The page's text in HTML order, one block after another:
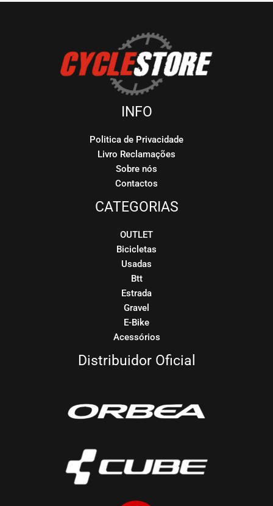
INFO
Politica de Privacidade
Livro Reclamações
Sobre nós
Contactos
CATEGORIAS
OUTLET
Bicicletas
Usadas
Btt
Estrada
Gravel
E-Bike
Acessórios
Distribuidor Oficial